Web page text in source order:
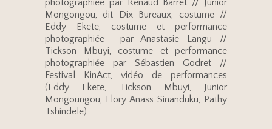
photographiée par Renaud Barret // Junior
Mongongou, dit Dix Bureaux, costume //
Eddy Ekete, costume et performance
photographiée par Anastasie Langu //
Tickson Mbuyi, costume et performance
photographiée par Sébastien Godret //
Festival KinAct, vidéo de performances
(Eddy Ekete, Tickson Mbuyi, Junior
Mongoungou, Flory Anass Sinanduku, Pathy
Tshindele)